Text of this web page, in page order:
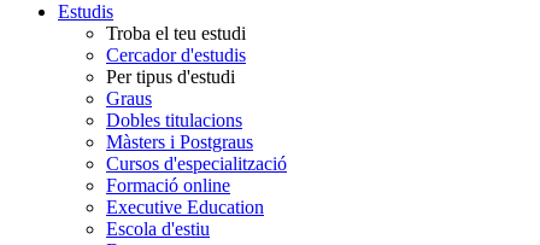
Estudis
Troba el teu estudi
Cercador d'estudis
Per tipus d'estudi
Graus
Dobles titulacions
Màsters i Postgraus
Cursos d'especialització
Formació online
Executive Education
Escola d'estiu